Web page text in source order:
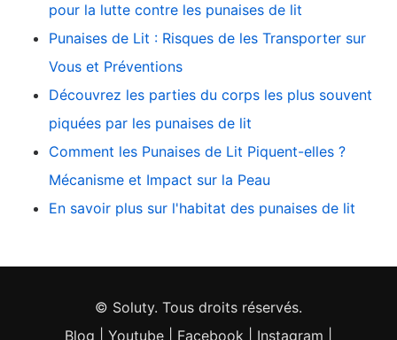
pour la lutte contre les punaises de lit
Punaises de Lit : Risques de les Transporter sur
Vous et Préventions
Découvrez les parties du corps les plus souvent
piquées par les punaises de lit
Comment les Punaises de Lit Piquent-elles ?
Mécanisme et Impact sur la Peau
En savoir plus sur l'habitat des punaises de lit
© Soluty. Tous droits réservés.
Blog
Youtube Facebook Instagram